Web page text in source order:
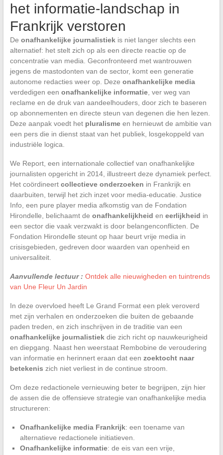
het informatie-landschap in
Frankrijk verstoren
De onafhankelijke journalistiekis niet langer slechts een
alternatief: het stelt zich op als een directe reactie op de
concentratie van media. Geconfronteerd met wantrouwen
jegens de mastodonten van de sector, komt een generatie
autonome redacties weer op. Deze onafhankelijke media
verdedigen een onafhankelijke informatie, ver weg van
reclame en de druk van aandeelhouders, door zich te baseren
op abonnementen en directe steun van degenen die hen lezen.
Deze aanpak voedt het pluralismeen hernieuwt de ambitie van
een pers die in dienst staat van het publiek, losgekoppeld van
industriële logica.
We Report, een internationale collectief van onafhankelijke
journalisten opgericht in 2014, illustreert deze dynamiek perfect.
Het coördineert collectieve onderzoeken in Frankrijk en
daarbuiten, terwijl het zich inzet voor media-educatie. Justice
Info, een pure player media afkomstig van de Fondation
Hirondelle, belichaamt de onafhankelijkheid en eerlijkheid in
een sector die vaak verzwakt is door belangenconflicten. De
Fondation Hirondelle steunt op haar beurt vrije media in
crisisgebieden, gedreven door waarden van openheid en
universaliteit.
Aanvullende lectuur : Ontdek alle nieuwigheden en tuintrends
van Une Fleur Un Jardin
In deze overvloed heeft Le Grand Format een plek veroverd
met zijn verhalen en onderzoeken die buiten de gebaande
paden treden, en zich inschrijven in de traditie van een
onafhankelijke journalistiekdie zich richt op nauwkeurigheid
en diepgang. Naast hen weerstaat Rembobine de veroudering
van informatie en herinnert eraan dat een zoektocht naar
betekenis zich niet verliest in de continue stroom.
Om deze redactionele vernieuwing beter te begrijpen, zijn hier
de assen die de offensieve strategie van onafhankelijke media
structureren:
Onafhankelijke media Frankrijk: een toename van
alternatieve redactionele initiatieven.
Onafhankelijke informatie: de eis van een vrije,